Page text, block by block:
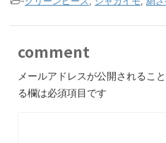
comment
メールアドレスが公開されるこ
る欄は必須項目です